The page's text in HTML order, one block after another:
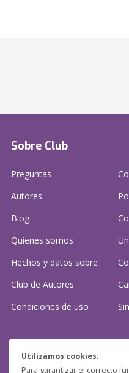
Utilizamos cookies.
Para garantizar el correcto
Sobre Club
Preguntas
Autores
Blog
Quienes somos
Hechos y datos sobre
Club de Autores
Condiciones de uso
¿Necesitas ayuda?